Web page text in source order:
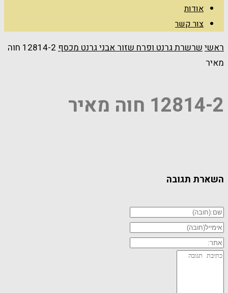
אודות
צור קשר
ראשישרשרת גרנט ופרח שזור אבני גרנט מכסף
12814-2 חוה
מאיר
12814-2 חוה מאיר
השארת תגובה